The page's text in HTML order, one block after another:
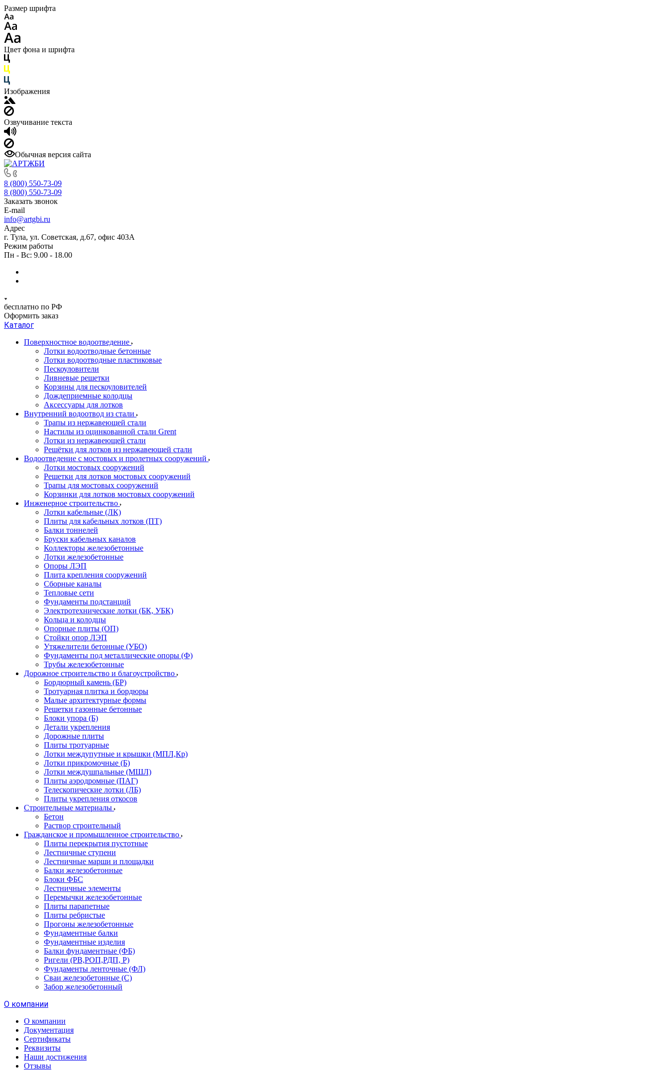
Размер шрифта
Цвет фона и шрифта
Изображения
Озвучивание текста
Обычная версия сайта
8 (800) 550-73-09
8 (800) 550-73-09
Заказать звонок
E-mail
info@artgbi.ru
Адрес
г. Тула, ул. Советская, д.67, офис 403А
Режим работы
Пн - Вс: 9.00 - 18.00
бесплатно по РФ
Оформить заказ
Каталог
Поверхностное водоотведение
Лотки водоотводные бетонные
Лотки водоотводные пластиковые
Пескоуловители
Ливневые решетки
Корзины для пескоуловителей
Дождеприемные колодцы
Аксессуары для лотков
Внутренний водоотвод из стали
Трапы из нержавеющей стали
Настилы из оцинкованной стали Grent
Лотки из нержавеющей стали
Решётки для лотков из нержавеющей стали
Водоотведение с мостовых и пролетных сооружений
Лотки мостовых сооружений
Решетки для лотков мостовых сооружений
Трапы для мостовых сооружений
Корзинки для лотков мостовых сооружений
Инженерное строительство
Лотки кабельные (ЛК)
Плиты для кабельных лотков (ПТ)
Балки тоннелей
Бруски кабельных каналов
Коллекторы железобетонные
Лотки железобетонные
Опоры ЛЭП
Плита крепления сооружений
Сборные каналы
Тепловые сети
Фундаменты подстанций
Электротехнические лотки (БК, УБК)
Кольца и колодцы
Опорные плиты (ОП)
Стойки опор ЛЭП
Утяжелители бетонные (УБО)
Фундаменты под металлические опоры (Ф)
Трубы железобетонные
Дорожное строительство и благоустройство
Бордюрный камень (БР)
Тротуарная плитка и бордюры
Малые архитектурные формы
Решетки газонные бетонные
Блоки упора (Б)
Детали укрепления
Дорожные плиты
Плиты тротуарные
Лотки междупутные и крышки (МПЛ,Кр)
Лотки прикромочные (Б)
Лотки междушпальные (МШЛ)
Плиты аэродромные (ПАГ)
Телескопические лотки (ЛБ)
Плиты укрепления откосов
Строительные материалы
Бетон
Раствор строительный
Гражданское и промышленное строительство
Плиты перекрытия пустотные
Лестничные ступени
Лестничные марши и площадки
Балки железобетонные
Блоки ФБС
Лестничные элементы
Перемычки железобетонные
Плиты парапетные
Плиты ребристые
Прогоны железобетонные
Фундаментные балки
Фундаментные изделия
Балки фундаментные (ФБ)
Ригели (РВ,РОП,РДП, Р)
Фундаменты ленточные (ФЛ)
Сваи железобетонные (С)
Забор железобетонный
О компании
О компании
Документация
Сертификаты
Реквизиты
Наши достижения
Отзывы